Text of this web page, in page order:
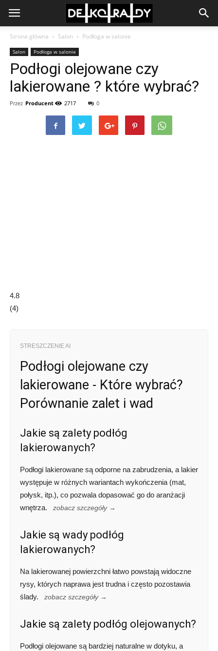
Strona główna Salon Podłoga w salonie
Salon Podłoga w salonie
Podłogi olejowane czy
lakierowane ? które wybrać?
Przez Producent 2717 0
4.8
(4)
STRESZCZENIE AI
Podłogi olejowane czy
lakierowane - Które wybrać?
Porównanie zalet i wad
Jakie są zalety podłóg
lakierowanych?
Podłogi lakierowane są odporne na zabrudzenia, a lakier
występuje w różnych wariantach wykończenia (mat,
połysk, itp.), co pozwala dopasować go do aranżacji
wnętrza.
zobacz szczegóły →
Jakie są wady podłóg
lakierowanych?
Na lakierowanej powierzchni łatwo powstają widoczne
rysy, których naprawa jest trudna i często pozostawia
ślady.
zobacz szczegóły →
Jakie są zalety podłóg olejowanych?
Podłogi olejowane są bardziej naturalne w dotyku, a